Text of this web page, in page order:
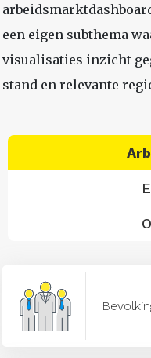
een eigen subthema
visualisaties inzicht
stand en relevante